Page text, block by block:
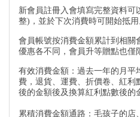
新會員註冊入會填寫完整資料可
整)，並於下次消費時可開始抵用
會員帳號按消費金額累計到相關
優惠各不同，會員升等贈點也僅
有效消費金額：過去一年的月平
費，退貨、運費、折價卷、紅利
後的金額後及換算紅利點數後的
累積消費金額通路：毛孩子的店、